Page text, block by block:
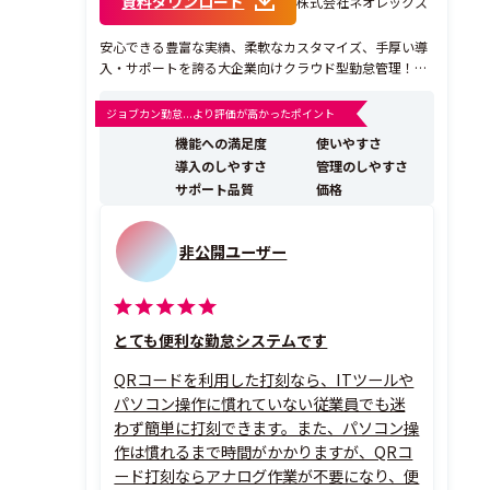
安心できる豊富な実績、柔軟なカスタマイズ、手厚い導
入・サポートを誇る大企業向けクラウド型勤怠管理！
マト運輸様、王将フードサービス様、ハローズ様など、
さまざまな大手企業でご採用いただいています。 また、I
Treview Grid Award 202...
ジョブカン勤怠...より評価が高かったポイント
機能への満足度
使いやすさ
導入のしやすさ
管理のしやすさ
サポート品質
価格
非公開ユーザー
とても便利な勤怠システムです
QRコードを利用した打刻なら、ITツールや
パソコン操作に慣れていない従業員でも迷
わず簡単に打刻できます。また、パソコン操
作は慣れるまで時間がかかりますが、QRコ
ード打刻ならアナログ作業が不要になり、便